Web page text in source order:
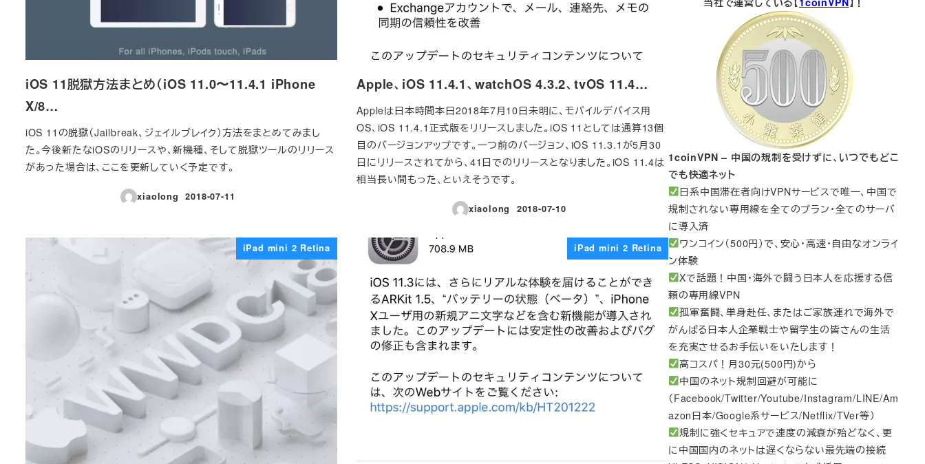
iOS 11脱獄方法まとめ（iOS 11.0〜11.4.1 iPhone
X/8…
iOS 11の脱獄（Jailbreak、ジェイルブレイク）方法をまとめてみまし
た。今後新たなiOSのリリースや、新機種、そして脱獄ツールのリリース
があった場合は、ここを更新していく予定です。
xiaolong
投稿日
2018-07-11
Apple、iOS 11.4.1、watchOS 4.3.2、tvOS 11.4…
Appleは日本時間本日2018年7月10日未明に、モバイルデバイス用
OS、iOS 11.4.1正式版をリリースしました。iOS 11としては通算13個
目のバージョンアップです。一つ前のバージョン、iOS 11.3.1が5月30
日にリリースされてから、41日でのリリースとなりました。iOS 11.4は
相当長い間もった、といえそうです。
xiaolong
投稿日
2018-07-10
iPad mini 2 Retina iPad mini 2 Retina
1coinVPN – 中国の規制を受けずに、いつでもどこ
でも快適ネット
日系中国滞在者向けVPNサービスで唯一、中国で
規制されない専用線を全てのプラン・全てのサーバ
に導入済
ワンコイン（500円）で、安心・高速・自由なオンライ
ン体験
Xで話題！中国・海外で闘う日本人を応援する信
頼の専用線VPN
孤軍奮闘、単身赴任、またはご家族連れで海外で
がんばる日本人企業戦士や留学生の皆さんの生活
を充実させるお手伝いをいたします！
高コスパ！月30元(500円)から
中国のネット規制回避が可能に
（Facebook/Twitter/Youtube/Instagram/LINE/Am
azon日本/Google系サービス/Netflix/TVer等）
規制に強くセキュアで速度の減衰が殆どなく、更
に中国国内のネットは遅くならない最先端の接続